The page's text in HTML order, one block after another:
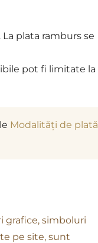
plata ramburs se
pot fi limitate la
Modalități de plată
grafice, simboluri
pe site, sunt